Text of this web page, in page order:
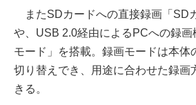
またSDカードへの直接録画「SD
や、USB 2.0経由によるPCへの録
モード」を搭載。録画モードは本体
切り替えでき、用途に合わせた録画
きる。